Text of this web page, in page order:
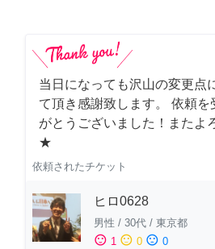
当日になっても沢山の変更点
て頂き感謝致します。 依頼を
がとうございました！またよ
★
依頼されたチケット
ヒロ0628
男性 / 30代 / 東京都
sentiment_satisfied 1 sentiment_neutral 0 sentiment_dissatisfied 0